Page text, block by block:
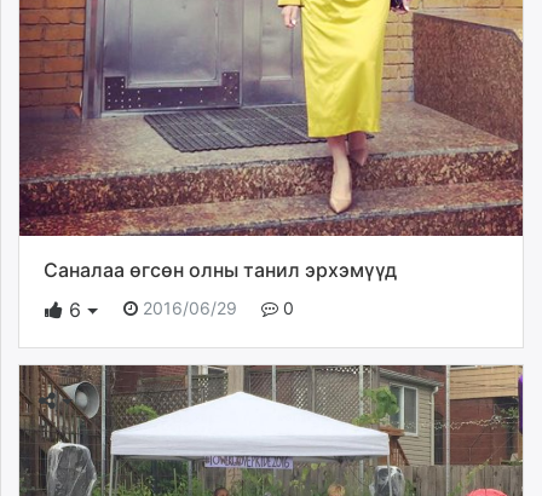
Саналаа өгсөн олны танил эрхэмүүд
6
2016/06/29 0